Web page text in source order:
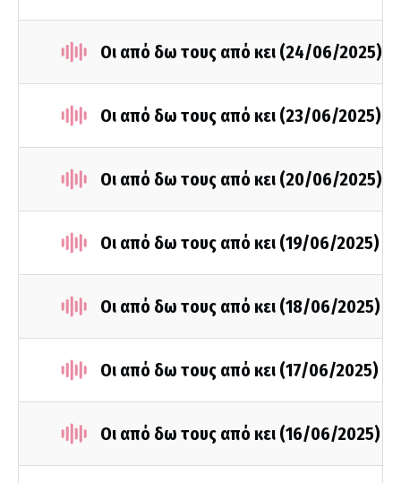
Οι από δω τους από κει (24/06/2025)
Οι από δω τους από κει (23/06/2025)
Οι από δω τους από κει (20/06/2025)
Οι από δω τους από κει (19/06/2025)
Οι από δω τους από κει (18/06/2025)
Οι από δω τους από κει (17/06/2025)
Οι από δω τους από κει (16/06/2025)